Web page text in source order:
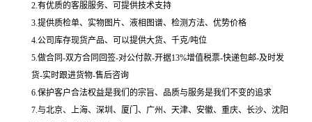
2.有优质的客服服务、可提供技术支持
3.提供质检单、实物图片、液相图谱、检测方法、优势价格
4.公司库存现货产品、可以提供大货、千克/吨位
5.做合同-双方合同回签-对公付款-开据13%增值税票-快递包邮-及时发
货-实时跟进货物-售后咨询
6.保护客户合法权益是我们的宗旨、品质与服务是我们不变的追求
7.与北京、上海、深圳、厦门、广州、天津、安徽、重庆、长沙、沈阳